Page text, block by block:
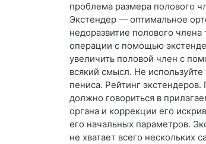
проблема размера полового
Экстендер — оптимальное
недоразвитие полового
операции с помощью
увеличить половой член с
всякий смысл. Не
пениса. Рейтинг
должно говориться в
органа и коррекции его
его начальных параметров.
не хватает всего